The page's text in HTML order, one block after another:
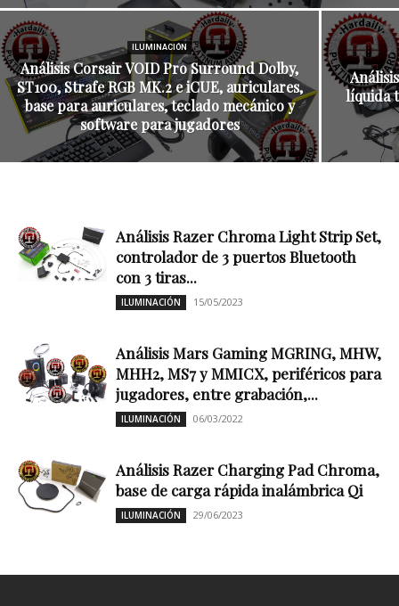
ILUMINACIÓN
Análisis Corsair VOID Pro Surround Dolby,
ST100, Strafe RGB MK.2 e iCUE, auriculares,
base para auriculares, teclado mecánico y
software para jugadores
líquida
Análisis Razer Chroma Light Strip Set,
controlador de 3 puertos Bluetooth
con 3 tiras...
ILUMINACIÓN 15/05/2023
Análisis Mars Gaming MGRING, MHW,
MHH2, MS7 y MMICX, periféricos para
jugadores, entre grabación,...
ILUMINACIÓN 06/03/2022
Análisis Razer Charging Pad Chroma,
base de carga rápida inalámbrica Qi
ILUMINACIÓN 29/06/2023